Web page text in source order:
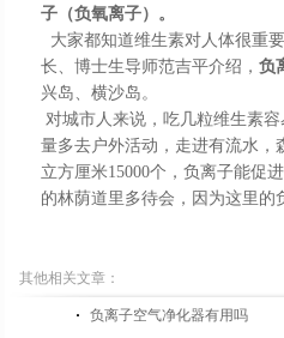
子（负氧离子）。
大家都知道维生素对人体很重
长、博士生导师范吉平介绍， 负
兴岛、横沙岛。
对城市人来说，吃几粒维生素
量多去户外活动，走进有流水，
立方厘米15000个，负离子能促
的林荫道里多待会，因为这里的
其他相关文章：
负离子空气净化器有用吗